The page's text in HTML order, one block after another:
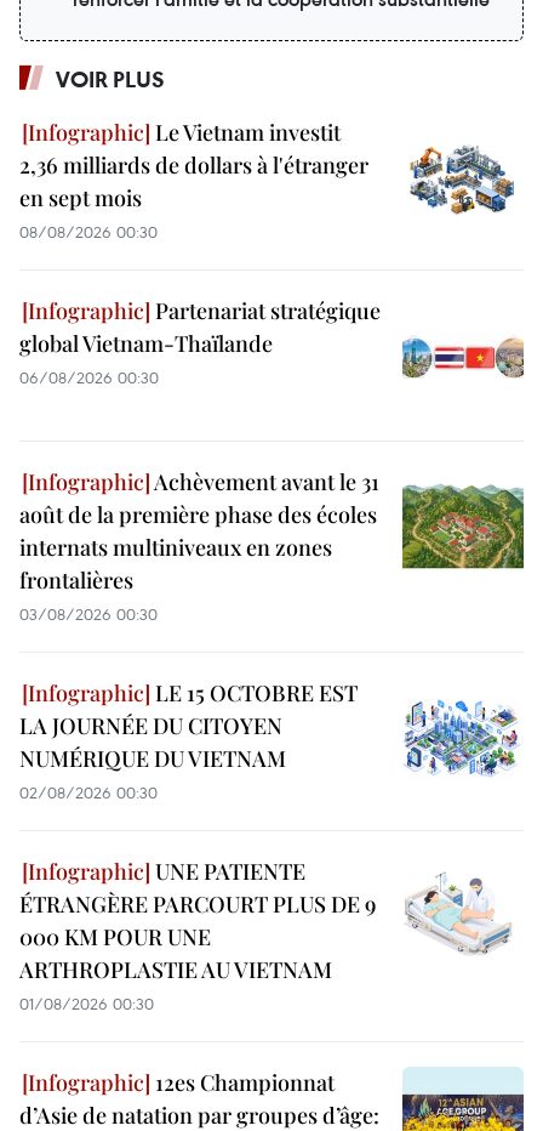
VOIR PLUS
Le Vietnam investit
2,36 milliards de dollars à l'étranger
en sept mois
08/08/2026 00:30
Partenariat stratégique
global Vietnam-Thaïlande
06/08/2026 00:30
Achèvement avant le 31
août de la première phase des écoles
internats multiniveaux en zones
frontalières
03/08/2026 00:30
LE 15 OCTOBRE EST
LA JOURNÉE DU CITOYEN
NUMÉRIQUE DU VIETNAM
02/08/2026 00:30
UNE PATIENTE
ÉTRANGÈRE PARCOURT PLUS DE 9
000 KM POUR UNE
ARTHROPLASTIE AU VIETNAM
01/08/2026 00:30
12es Championnat
d’Asie de natation par groupes d’âge: